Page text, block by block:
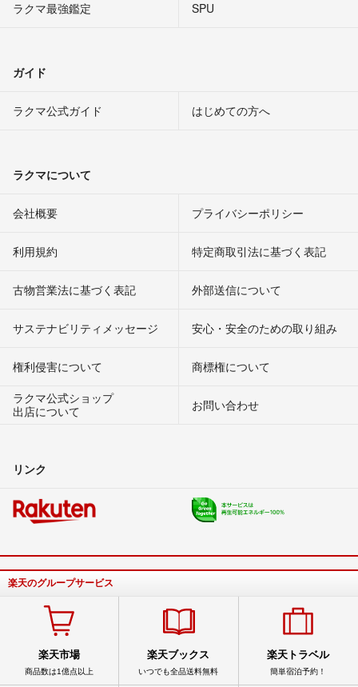
ラクマ最強鑑定
SPU
ガイド
ラクマ公式ガイド はじめての方へ
ラクマについて
会社概要 プライバシーポリシー
利用規約 特定商取引法に基づく表記
古物営業法に基づく表記 外部送信について
サステナビリティメッセージ 安心・安全のための取り組み
権利侵害について
商標権について
ラクマ公式ショップ
出店について
お問い合わせ
リンク
楽天のグループサービス
楽天市場
商品数は1億点以上
楽天ブックス
いつでも全品送料無料
楽天トラベル
簡単宿泊予約！